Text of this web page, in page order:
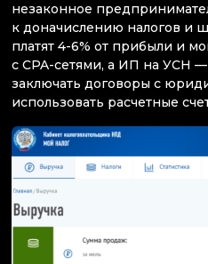
незаконное
к доначислению налогов и
платят 4-6% от прибыли и
с CPA-сетями, а ИП на УСН
заключать договоры с
использовать расчетные